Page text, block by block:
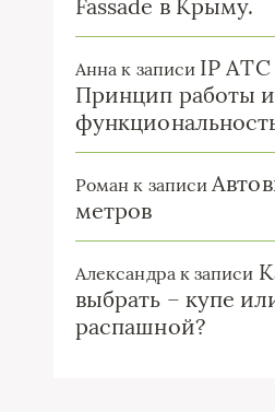
Fassade в Крыму.
Анна к записи IP
Принцип работы и
Роман к записи
метров
Александрак записи
выбрать – купе
распашной?